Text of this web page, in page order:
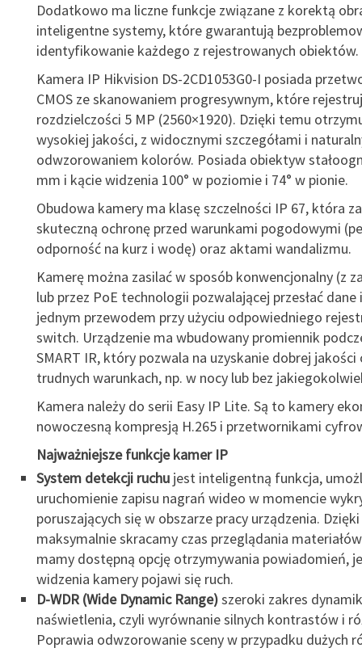
Dodatkowo ma liczne funkcje związane z korektą
inteligentne systemy, które gwarantują
identyfikowanie każdego z rejestrowanych obiektów.
Kamera IP Hikvision DS-2CD1053G0-I posiada
CMOS ze skanowaniem progresywnym, które
rozdzielczości 5 MP (2560×1920). Dzięki temu
wysokiej jakości, z widocznymi szczegółami i
odwzorowaniem kolorów. Posiada obiektyw
mm i kącie widzenia 100° w poziomie i 74° w pionie.
Obudowa kamery ma klasę szczelności IP 67, która
skuteczną ochronę przed warunkami pogodowymi
odporność na kurz i wodę) oraz aktami wandalizmu.
Kamerę można zasilać w sposób konwencjonalny (z
lub przez PoE technologii pozwalającej przesłać dane
jednym przewodem przy użyciu odpowiedniego
switch. Urządzenie ma wbudowany promiennik
SMART IR, który pozwala na uzyskanie dobrej jakości
trudnych warunkach, np. w nocy lub bez
Kamera należy do serii Easy IP Lite. Są to kamery
nowoczesną kompresją H.265 i przetwornikami
Najważniejsze funkcje kamer IP
System detekcji ruchujest inteligentną funkcja,
uruchomienie zapisu nagrań wideo w momencie
poruszających się w obszarze pracy urządzenia.
maksymalnie skracamy czas przeglądania
mamy dostępną opcję otrzymywania powiadomień,
widzenia kamery pojawi się ruch.
D-WDR (Wide Dynamic Range)szeroki zakres
naświetlenia, czyli wyrównanie silnych kontrastów i
Poprawia odwzorowanie sceny w przypadku dużych